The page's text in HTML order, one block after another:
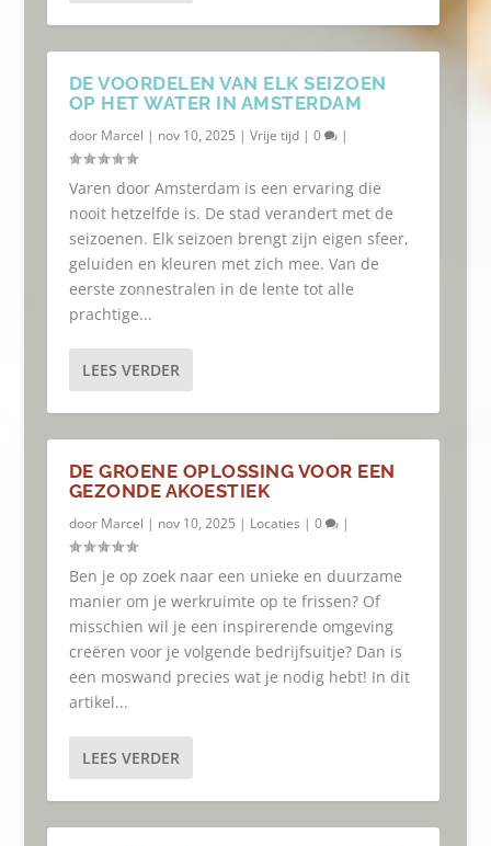
DE VOORDELEN VAN ELK SEIZOEN
OP HET WATER IN AMSTERDAM
door Marcel | nov 10, 2025 | Vrije tijd| 0 |
Varen door Amsterdam is een ervaring die
nooit hetzelfde is. De stad verandert met de
seizoenen. Elk seizoen brengt zijn eigen sfeer,
geluiden en kleuren met zich mee. Van de
eerste zonnestralen in de lente tot alle
prachtige...
LEES VERDER
DE GROENE OPLOSSING VOOR EEN
GEZONDE AKOESTIEK
door Marcel | nov 10, 2025 | Locaties | 0 |
Ben je op zoek naar een unieke en duurzame
manier om je werkruimte op te frissen? Of
misschien wil je een inspirerende omgeving
creëren voor je volgende bedrijfsuitje? Dan is
een moswand precies wat je nodig hebt! In dit
artikel...
LEES VERDER